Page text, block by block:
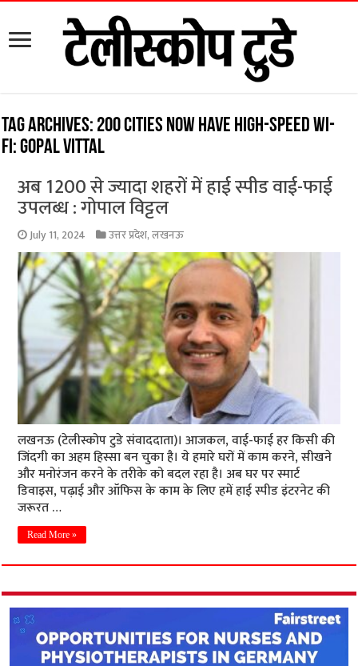
Tag Archives: 200 cities now have high-speed Wi-
Fi: Gopal Vittal
अब 1200 से ज्यादा शहरों में हाई स्पीड वाई-फाई
उपलब्ध : गोपाल विट्टल
July 11, 2024 उत्तर प्रदेश,लखनऊ
लखनऊ (टेलीस्कोप टुडे संवाददाता)। आजकल, वाई-फाई हर किसी की
जिंदगी का अहम हिस्सा बन चुका है। ये हमारे घरों में काम करने, सीखने
और मनोरंजन करने के तरीके को बदल रहा है। अब घर पर स्मार्ट
डिवाइस, पढ़ाई और ऑफिस के काम के लिए हमें हाई स्पीड इंटरनेट की
जरूरत …
Read More »